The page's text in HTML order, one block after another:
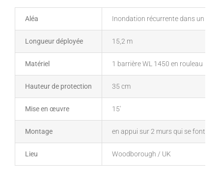
Aléa Inondation récurrente dans un
Longueur déployée 15,2 m
Matériel 1 barrière WL 1450 en rouleau
Hauteur de protection 35 cm
Mise en œuvre 15′
Montage en appui sur 2 murs qui se font face
Lieu Woodborough / UK